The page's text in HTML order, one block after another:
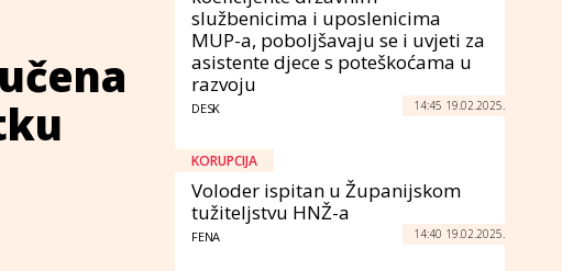
službenicima i uposlenicima
MUP-a, poboljšavaju se i uvjeti za
asistente djece s poteškoćama u
razvoju
DESK 14:45 19.02.2025.
KORUPCIJA
Voloder ispitan u Županijskom
tužiteljstvu HNŽ-a
FENA 14:40 19.02.2025.